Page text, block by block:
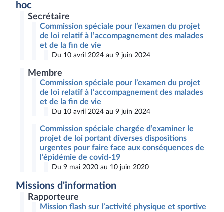
hoc
Secrétaire
Commission spéciale pour l’examen du projet
de loi relatif à l’accompagnement des malades
et de la fin de vie
Du 10 avril 2024 au 9 juin 2024
Membre
Commission spéciale pour l’examen du projet
de loi relatif à l’accompagnement des malades
et de la fin de vie
Du 10 avril 2024 au 9 juin 2024
Commission spéciale chargée d’examiner le
projet de loi portant diverses dispositions
urgentes pour faire face aux conséquences de
l’épidémie de covid-19
Du 9 mai 2020 au 10 juin 2020
Missions d'information
Rapporteure
Mission flash sur l’activité physique et sportive